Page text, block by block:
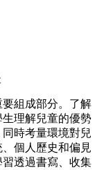
組成部分。了解
理解兒童的優勢
時考量環境對兒
個人歷史和偏見
透過書寫、收集